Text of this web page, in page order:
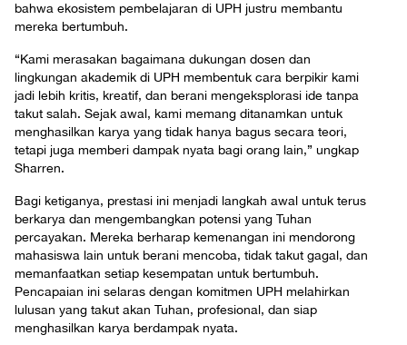
bahwa ekosistem pembelajaran di UPH justru membantu
mereka bertumbuh.
“Kami merasakan bagaimana dukungan dosen dan
lingkungan akademik di UPH membentuk cara berpikir kami
jadi lebih kritis, kreatif, dan berani mengeksplorasi ide tanpa
takut salah. Sejak awal, kami memang ditanamkan untuk
menghasilkan karya yang tidak hanya bagus secara teori,
tetapi juga memberi dampak nyata bagi orang lain,” ungkap
Sharren.
Bagi ketiganya, prestasi ini menjadi langkah awal untuk terus
berkarya dan mengembangkan potensi yang Tuhan
percayakan. Mereka berharap kemenangan ini mendorong
mahasiswa lain untuk berani mencoba, tidak takut gagal, dan
memanfaatkan setiap kesempatan untuk bertumbuh.
Pencapaian ini selaras dengan komitmen UPH melahirkan
lulusan yang takut akan Tuhan, profesional, dan siap
menghasilkan karya berdampak nyata.